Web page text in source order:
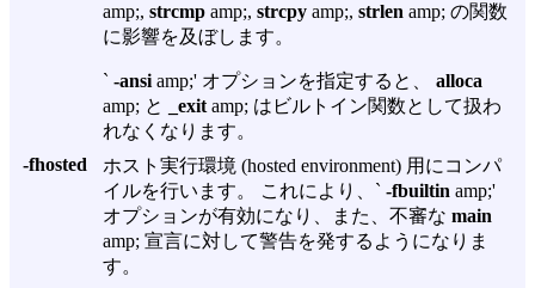
amp;, strcmp amp;, strcpy amp;, strlen amp; の関数
に影響を及ぼします。
` -ansi amp;' オプションを指定すると、 alloca
amp; と
_exit amp; はビルトイン関数として扱わ
れなくなります。
-fhosted
ホスト実行環境 (hosted environment) 用にコンパ
イルを行います。 これにより、` -fbuiltin amp;'
オプションが有効になり、また、不審な main
amp; 宣言に対して警告を発するようになりま
す。